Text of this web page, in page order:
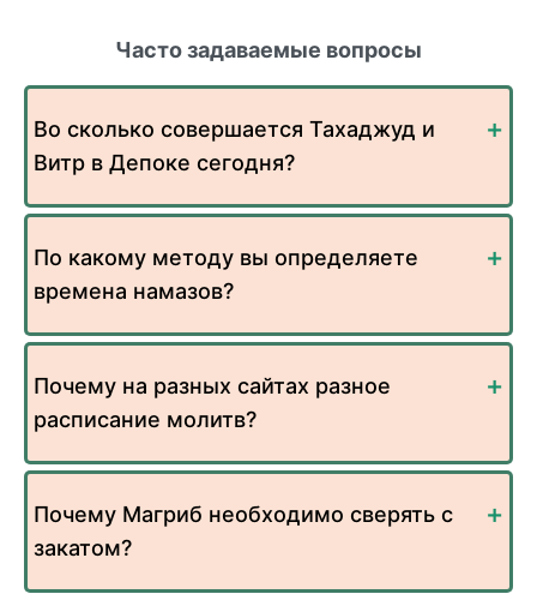
Часто задаваемые вопросы
Во сколько совершается Тахаджуд и
Витр в Депоке сегодня?
По какому методу вы определяете
времена намазов?
Почему на разных сайтах разное
расписание молитв?
Почему Магриб необходимо сверять с
закатом?